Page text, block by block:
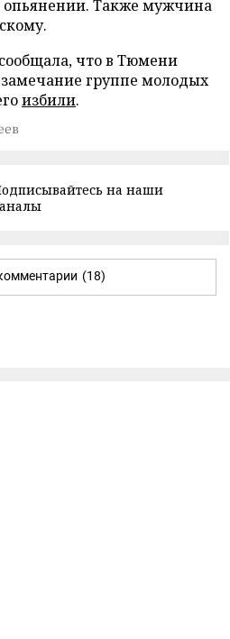
опьянении. Также мужчина
что в Тюмени
группе молодых
избили.
на наши
(18)